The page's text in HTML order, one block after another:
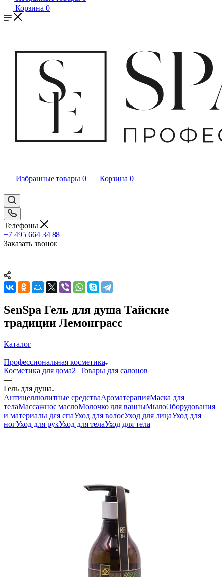
Корзина 0
Избранные товары 0 Корзина 0
Телефоны
+7 495 664 34 88
Заказать звонок
SenSpa Гель для душа Тайские
традиции Лемонграсс
Каталог
—
Профессиональная косметика
Косметика для дома2_Товары для салонов
—
Гель для душа
Антицеллюлитные средстваАроматерапияМаска для
телаМассажное маслоМолочко для ванныМылоОборудования
и материалы для спаУход для волосУход для лицаУход для
ногУход для рукУход для телаУход для тела